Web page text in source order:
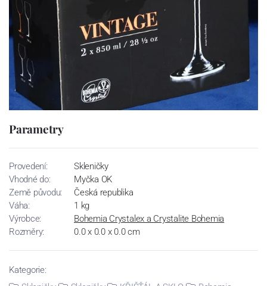
Parametry
Provedení:
Skleničky
Vhodné do:
Myčka OK
Země původu:
Česká republika
Váha:
1 kg
Výrobce:
Bohemia Crystalex a Crystalite Bohemia
Rozměry:
0.0 x 0.0 x 0.0 cm
Kategorie: